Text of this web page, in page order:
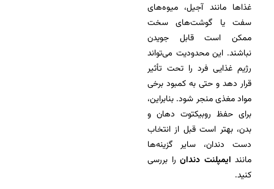
غذاها مانند آجیل، میوه‌های
سفت یا گوشت‌های سخت
ممکن است قابل جویدن
نباشند. این محدودیت می‌تواند
رژیم غذایی فرد را تحت تأثیر
قرار دهد و حتی به کمبود برخی
مواد مغذی منجر شود. بنابراین،
برای حفظ روبیکتوت دهان و
بدن، بهتر است قبل از انتخاب
دست دندان، سایر گزینه‌ها
مانند ایمپلنت دندان را بررسی
کنید.